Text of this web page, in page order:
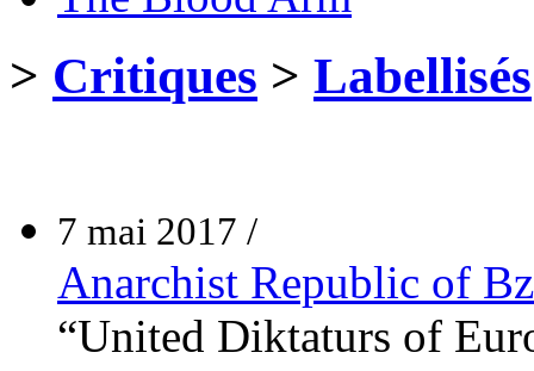
> Critiques > Labellisés
7 mai 2017 /
Anarchist Republic of
“United Diktaturs of